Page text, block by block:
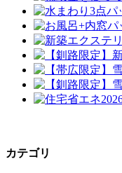
カテゴリ